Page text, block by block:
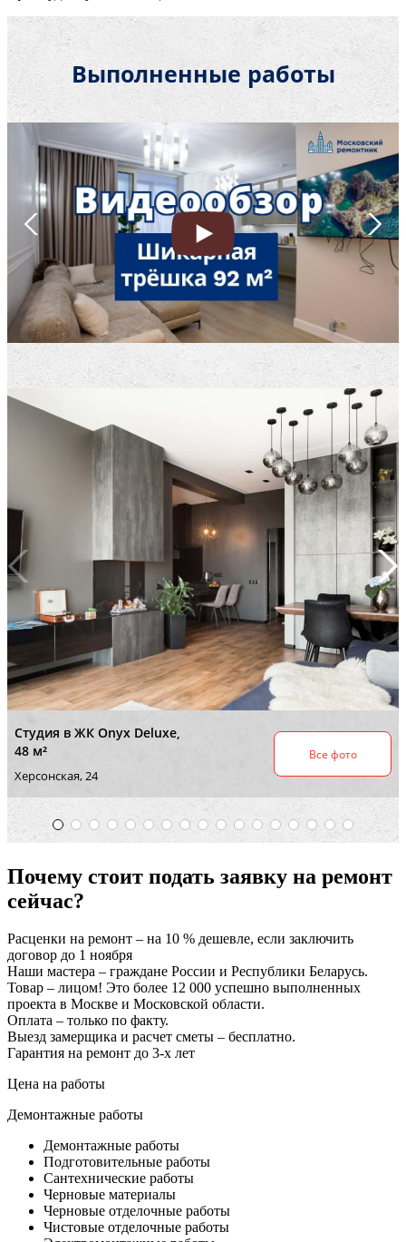
Почему стоит подать заявку на ремонт
сейчас?
Расценки на ремонт – на 10 % дешевле, если заключить
договор до 1 ноября
Наши мастера – граждане России и Республики Беларусь.
Товар – лицом! Это более 12 000 успешно выполненных
проекта в Москве и Московской области.
Оплата – только по факту.
Выезд замерщика и расчет сметы – бесплатно.
Гарантия на ремонт до 3-х лет
Цена на работы
Демонтажные работы
Демонтажные работы
Подготовительные работы
Сантехнические работы
Черновые материалы
Черновые отделочные работы
Чистовые отделочные работы